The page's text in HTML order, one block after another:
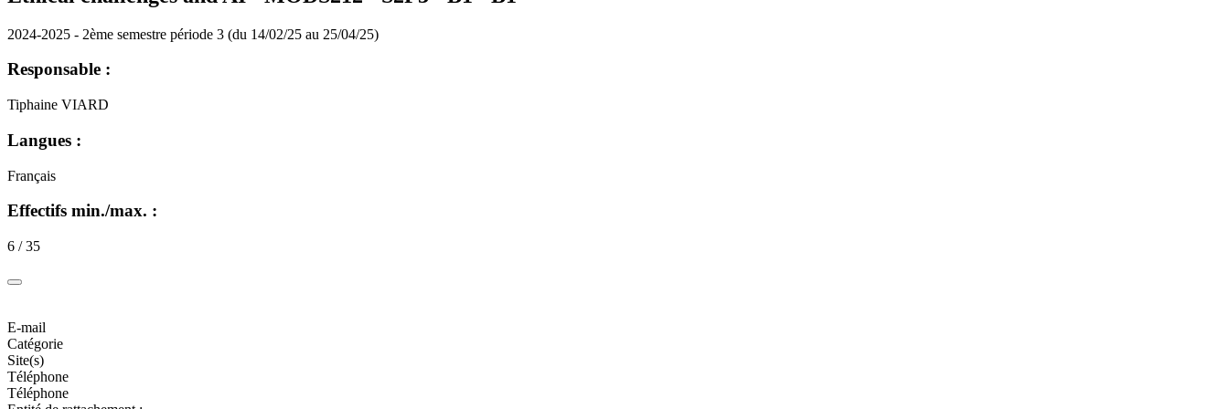
2024-2025 - 2ème semestre période 3 (du 14/02/25 au 25/04/25)
Responsable :
Tiphaine VIARD
Langues :
Français
Effectifs min./max. :
6 / 35
E-mail
Catégorie
Site(s)
Téléphone
Téléphone